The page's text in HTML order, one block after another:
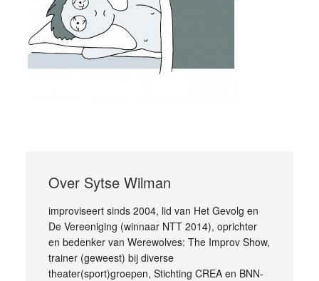
Over Sytse Wilman
improviseert sinds 2004, lid van Het Gevolg en
De Vereeniging (winnaar NTT 2014), oprichter
en bedenker van Werewolves: The Improv Show,
trainer (geweest) bij diverse
theater(sport)groepen, Stichting CREA en BNN-